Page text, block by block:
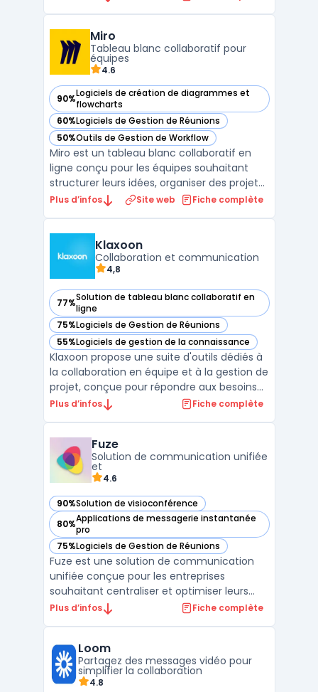
aux activités en temps réel depuis leur
téléphone mobile ...
Miro
Tableau blanc collaboratif pour
équipes
4.6
90%Logiciels de création de diagrammes et
flowcharts
— voir Miro dans cette catégorie
60%Logiciels de Gestion de Réunions
— voir Miro dans cette catégorie
50%Outils de Gestion de Workflow
— voir Miro dans cette catégorie
Miro est un tableau blanc collaboratif en
ligne conçu pour les équipes souhaitant
structurer leurs idées, organiser des projets
et faciliter la créativité en groupe. Cet outil
créer des cartes mentales et construire des
Plus d’infos Site web Fiche complète
Klaxoon
Collaboration et communication
4,8
77%Solution de tableau blanc collaboratif en
ligne
— voir Klaxoon dans cette catégorie
75%Logiciels de Gestion de Réunions
— voir Klaxoon dans cette catégorie
55%Logiciels de gestion de la connaissance
— voir Klaxoon dans cette catégorie
Klaxoon propose une suite d'outils dédiés à
la collaboration en équipe et à la gestion de
projet, conçue pour répondre aux besoins
des entreprises modernes. Cette
notamment des outils de communication
pour équipes, qui facil ...
Plus d’infos Fiche complète
Fuze
Solution de communication unifiée
et
4.6
90%Solution de visioconférence
— voir Fuze dans cette catégorie
80%Applications de messagerie instantanée
pro
— voir Fuze dans cette catégorie
75%Logiciels de Gestion de Réunions
— voir Fuze dans cette catégorie
Fuze est une solution de communication
unifiée conçue pour les entreprises
souhaitant centraliser et optimiser leurs
interactions internes et externes. En
d'équipe sur une seule et même
plateforme, Fuze permet aux organisatio ...
Plus d’infos Fiche complète
Loom
Partagez des messages vidéo pour
simplifier la collaboration
4.8